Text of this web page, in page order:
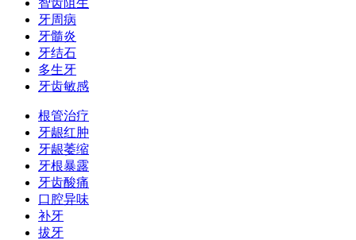
牙周病
牙髓炎
牙结石
多生牙
牙齿敏感
根管治疗
牙龈红肿
牙龈萎缩
牙根暴露
牙齿酸痛
口腔异味
补牙
拔牙